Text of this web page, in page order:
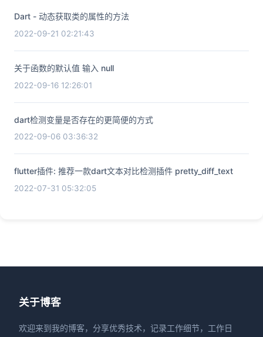
Dart - 动态获取类的属性的方法
2022-09-21 02:21:43
关于函数的默认值 输入 null
2022-09-16 12:26:01
dart检测变量是否存在的更简便的方式
2022-09-06 03:36:32
flutter插件: 推荐一款dart文本对比检测插件 pretty_diff_text
2022-07-31 05:32:05
关于博客
欢迎来到我的博客，分享优秀技术，记录工作细节，工作日